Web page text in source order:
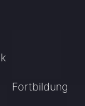
Fortbildung